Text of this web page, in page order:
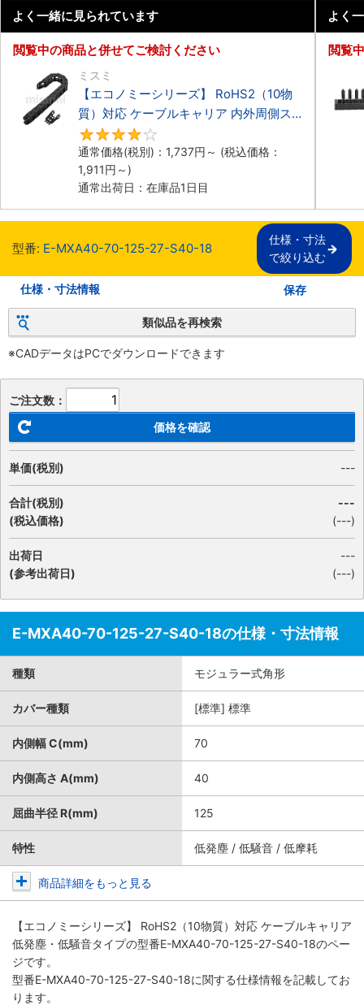
よく一緒に見られています
閲覧中の商品と併せてご検討ください
ミスミ
【エコノミーシリーズ】 RoHS2（10物
質）対応 ケーブルキャリア 内外周側ス
ナップ開閉タイプ
通常価格(税別)： 1,737円 ～ (税込価格：
1,911円 ～)
通常出荷日：在庫品1日目
よく
閲覧
型番: E-MXA40-70-125-27-S40-18
仕様・寸法
で絞り込む
仕様・寸法情報 保存
類似品を再検索
※CADデータはPCでダウンロードできます
ご注文数：
価格を確認
単価(税別) ---
合計(税別)
(税込価格)
---
(---)
出荷日
(参考出荷日)
---
(---)
E-MXA40-70-125-27-S40-18の仕様・寸法情報
種類 モジュラー式角形
カバー種類 [標準] 標準
内側幅 C(mm) 70
内側高さ A(mm) 40
屈曲半径 R(mm) 125
特性 低発塵 / 低騒音 / 低摩耗
商品詳細をもっと見る
【エコノミーシリーズ】 RoHS2（10物質）対応 ケーブルキャリア
低発塵・低騒音タイプの型番E-MXA40-70-125-27-S40-18のペー
ジです。
型番E-MXA40-70-125-27-S40-18に関する仕様情報を記載してお
ります。